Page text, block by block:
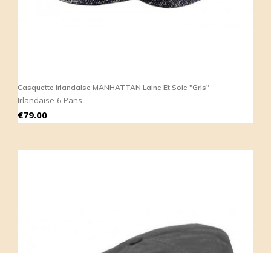
Casquette Irlandaise MANHATTAN Laine Et Soie "Gris"
Irlandaise-6-Pans
Price
€79.00